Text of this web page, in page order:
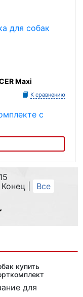
Maxi
К сравнению
Все
купить
для